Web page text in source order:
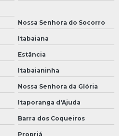
Nossa Senhora do Socorro
Itabaiana
Estância
Itabaianinha
Nossa Senhora da Glória
Itaporanga d'Ajuda
Barra dos Coqueiros
Propriá